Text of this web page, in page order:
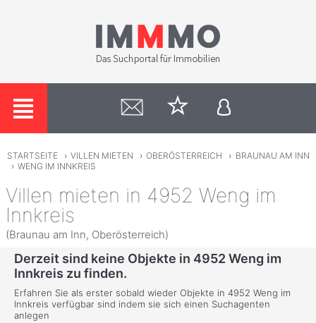
STARTSEITE › VILLEN MIETEN › OBERÖSTERREICH › BRAUNAU AM INN
› WENG IM INNKREIS
Villen mieten in 4952 Weng im
Innkreis
(Braunau am Inn, Oberösterreich)
Derzeit sind keine Objekte in 4952 Weng im
Innkreis zu finden.
Erfahren Sie als erster sobald wieder Objekte in 4952 Weng im
Innkreis verfügbar sind indem sie sich einen Suchagenten
anlegen